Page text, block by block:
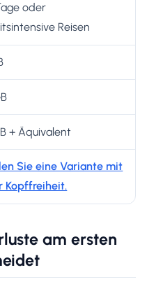
oder
Reisen
+ Äquivalent
Sie eine Variante mit
Kopffreiheit.
am ersten